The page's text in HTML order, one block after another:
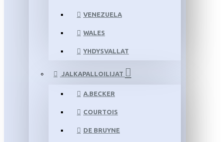
VENEZUELA
WALES
YHDYSVALLAT
JALKAPALLOILIJAT
A.BECKER
COURTOIS
DE BRUYNE